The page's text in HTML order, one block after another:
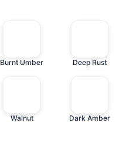
Burnt Umber Deep Rust
Walnut Dark Amber